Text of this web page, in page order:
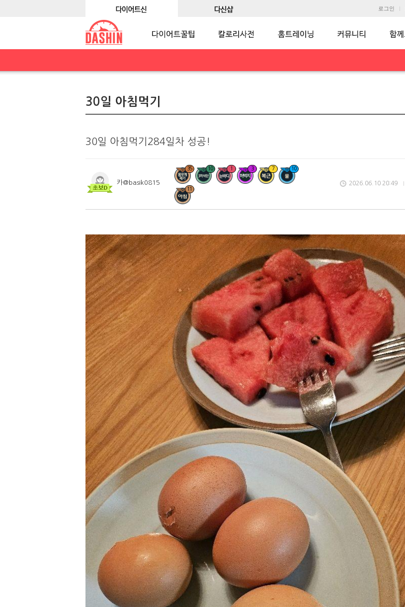
로그인
30일 아침먹기
30일 아침먹기284일차 성공!
카@basik0815
35 10 1 3 7 10
11
2026.06.10 20:49